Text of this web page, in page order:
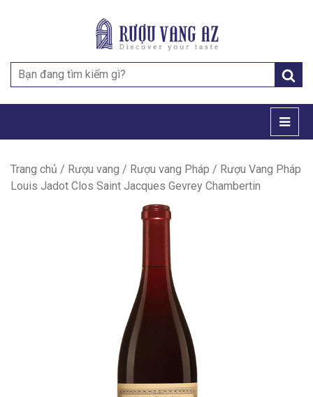
Search
for:
Trang chủ / Rượu vang / Rượu vang Pháp / Rượu Vang Pháp
Louis Jadot Clos Saint Jacques Gevrey Chambertin